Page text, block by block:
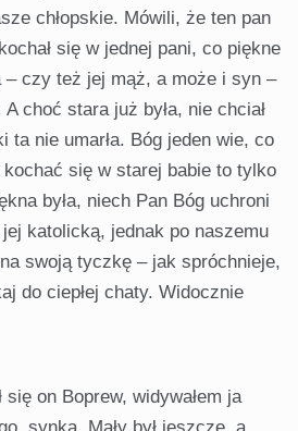
chłopskie. Mówili, że ten pan
się w jednej pani, co piękne
– czy też jej mąż, a może i syn –
choć stara już była, nie chciał
ta nie umarła. Bóg jeden wie, co
kochać się w starej babie to tylko
była, niech Pan Bóg uchroni
jej katolicką, jednak po naszemu
swoją tyczkę – jak spróchnieje,
do ciepłej chaty. Widocznie
się on Boprew, widywałem ja